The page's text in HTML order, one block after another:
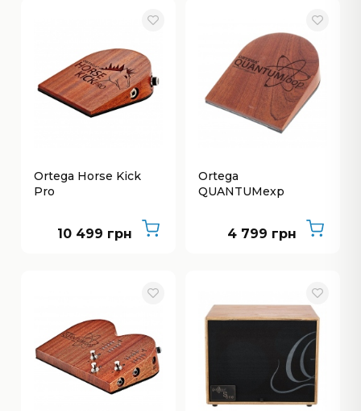
Ortega Horse Kick
Pro
10 499 грн
Ortega
QUANTUMexp
4 799 грн